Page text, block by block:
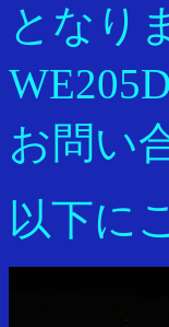
となり
お問い
以下に